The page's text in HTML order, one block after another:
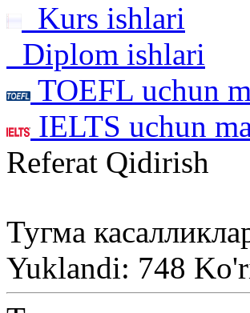
Kurs ishlari
Diplom ishlari
TOEFL uchun
IELTS uchun
Referat Qidirish
Тугма
Yuklandi: 748